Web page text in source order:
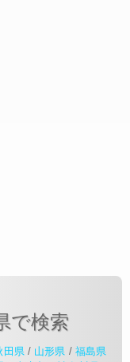
で検索
田県/ 山形県 / 福島県